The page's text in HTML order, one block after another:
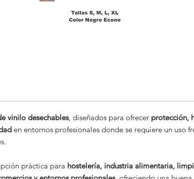
vinilo desechables, diseñados para ofrecer protección,
en entornos profesionales donde se requiere un uso
práctica para hostelería, industria alimentaria,